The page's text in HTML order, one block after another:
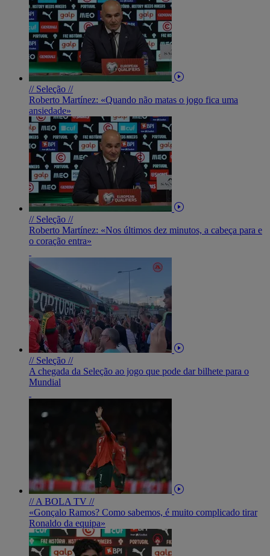
// Seleção //
Roberto Martínez: «Quando não matas o jogo fica uma
ansiedade»
// Seleção //
Roberto Martínez: «Nos últimos dez minutos, a cabeça para e
o coração entra»
// Seleção //
A chegada da Seleção ao jogo que pode dar bilhete para o
Mundial
// A BOLA TV //
«Gonçalo Ramos? Como sabemos, é muito complicado tirar
Ronaldo da equipa»